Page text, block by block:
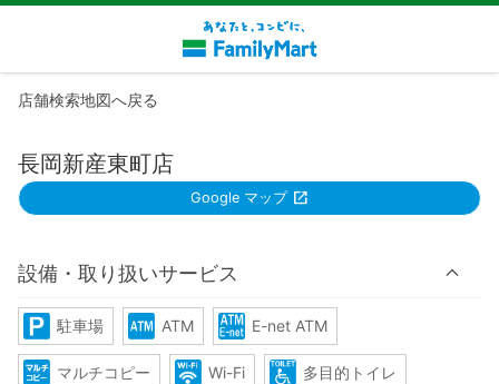
店舗検索地図へ戻る
長岡新産東町店
Google マップ
設備・取り扱いサービス
駐車場 ATM E-net ATM
マルチコピー Wi-Fi 多目的トイレ